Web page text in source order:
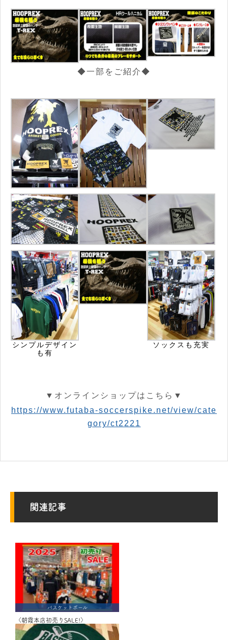
◆一部をご紹介◆
シンプルデザイン
も有
ソックスも充実
▼オンラインショップはこちら▼
https://www.futaba-soccerspike.net/view/cate
gory/ct2221
関連記事
バスケットボール
〈朝霞本店初売りSALE!〉